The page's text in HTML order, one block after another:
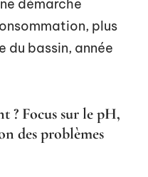
démarche
plus
du bassin, année
? Focus sur le pH,
des problèmes